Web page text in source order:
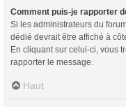
Comment puis-je rapporter
Si les administrateurs du
dédié devrait être affiché à
En cliquant sur celui-ci, vous
rapporter le message.
Haut